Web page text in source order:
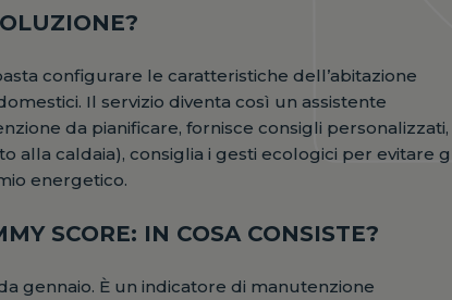
configurare le caratteristiche dell’abitazione
Il servizio diventa così un assistente
da pianificare, fornisce consigli personalizzati,
alla caldaia), consiglia i gesti ecologici per evitare
energetico.
SCORE: IN COSA CONSISTE?
gennaio. È un indicatore di manutenzione